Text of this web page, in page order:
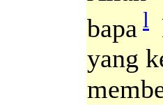
bapa l
yang